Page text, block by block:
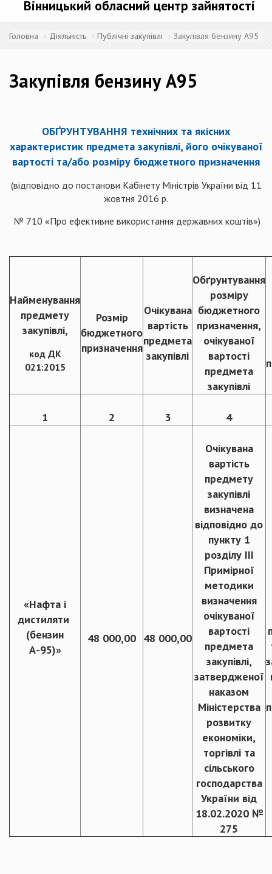
Вінницький обласний центр зайнятості
Головна Діяльність Публічні закупівлі Закупівля бензину А95
Закупівля бензину А95
ОБҐРУНТУВАННЯ технічних та якісних
характеристик предмета закупівлі, його очікуваної
вартості та/або розміру бюджетного призначення
(відповідно до постанови Кабінету Міністрів України від 11
жовтня 2016 р.
№ 710 «Про ефективне використання державних коштів»)
Найменування
предмету
закупівлі,
код ДК
021:2015
Розмір
бюджетного
призначення
Очікувана
вартість
предмета
закупівлі
Обґрунтування
розміру
бюджетного
призначення,
очікуваної
вартості
предмета
закупівлі
1 2 3 4
«Нафта і
дистиляти
(бензин
А-95)»
48 000,00 48 000,00
Очікувана
вартість
предмету
закупівлі
визначена
відповідно до
пункту 1
розділу ІІІ
Примірної
методики
визначення
очікуваної
вартості
предмета
закупівлі,
затвердженої
наказом
Міністерства
розвитку
економіки,
торгівлі та
сільського
господарства
України від
18.02.2020 №
275